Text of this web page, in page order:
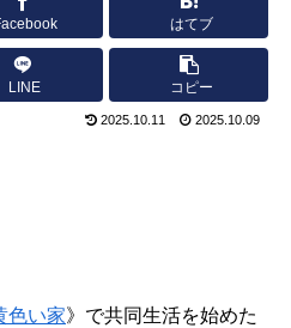
はてブ
LINE コピー
2025.10.11 2025.10.09
色い家》で共同生活を始めた